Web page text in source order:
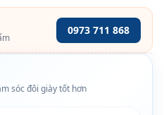
0973 711 868
sóc đôi giày tốt hơn